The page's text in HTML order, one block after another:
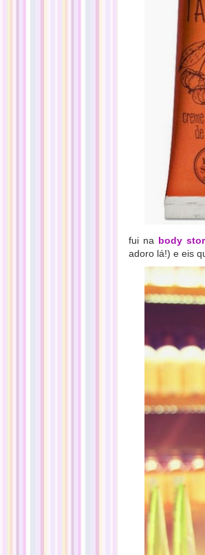
fui na body
adoro lá!) e eis